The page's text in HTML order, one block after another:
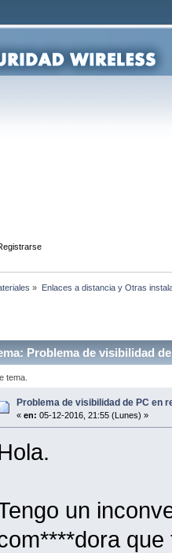
» Enlaces a distancia y Otras
Problema de visibilidad
tema.
Problema de visibilidad de PC en
« en: 05-12-2016, 21:55 (Lunes) »
un